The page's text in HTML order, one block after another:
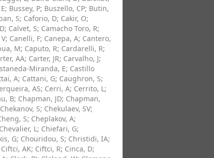
; Bussey, P; Buszello, CP; Butin,
S; Caforio, D; Cakir, O;
; Calvet, S; Camacho Toro, R;
; Canelli, F; Canepa, A; Cantero,
M; Caputo, R; Cardarelli, R;
AA; Carter, JR; Carvalho, J;
Miranda, E; Castillo
A; Cattani, G; Caughron, S;
AS; Cerri, A; Cerrito, L;
B; Chapman, JD; Chapman,
Chekanov, S; Chekulaev, SV;
S; Cheplakov, A;
Chevalier, L; Chiefari, G;
G; Chouridou, S; Christidi, IA;
Ciftci, AK; Ciftci, R; Cinca, D;